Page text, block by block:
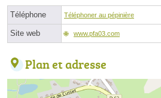
Téléphone Téléphoner au pépinière
Site web www.pfa03.com
Plan et adresse